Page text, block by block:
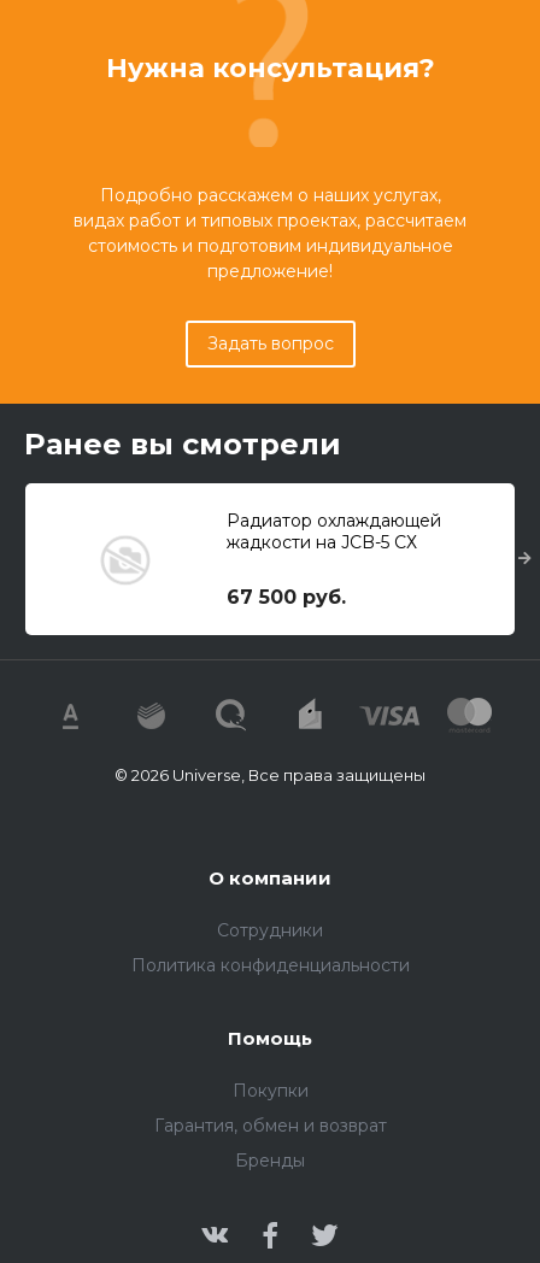
Нужна консультация?
Подробно расскажем о наших услугах,
видах работ и типовых проектах, рассчитаем
стоимость и подготовим индивидуальное
предложение!
Задать вопрос
Ранее вы смотрели
Радиатор охлаждающей
жадкости на JCB-5 СХ
67 500 руб.
© 2026 Universe, Все права защищены
О компании
Сотрудники
Политика конфиденциальности
Помощь
Покупки
Гарантия, обмен и возврат
Бренды